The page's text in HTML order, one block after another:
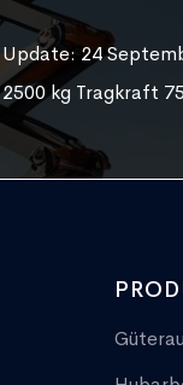
24
kg Tragkraft